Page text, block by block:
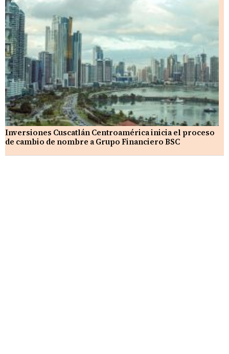
Inversiones Cuscatlán Centroamérica inicia el proceso
de cambio de nombre a Grupo Financiero BSC